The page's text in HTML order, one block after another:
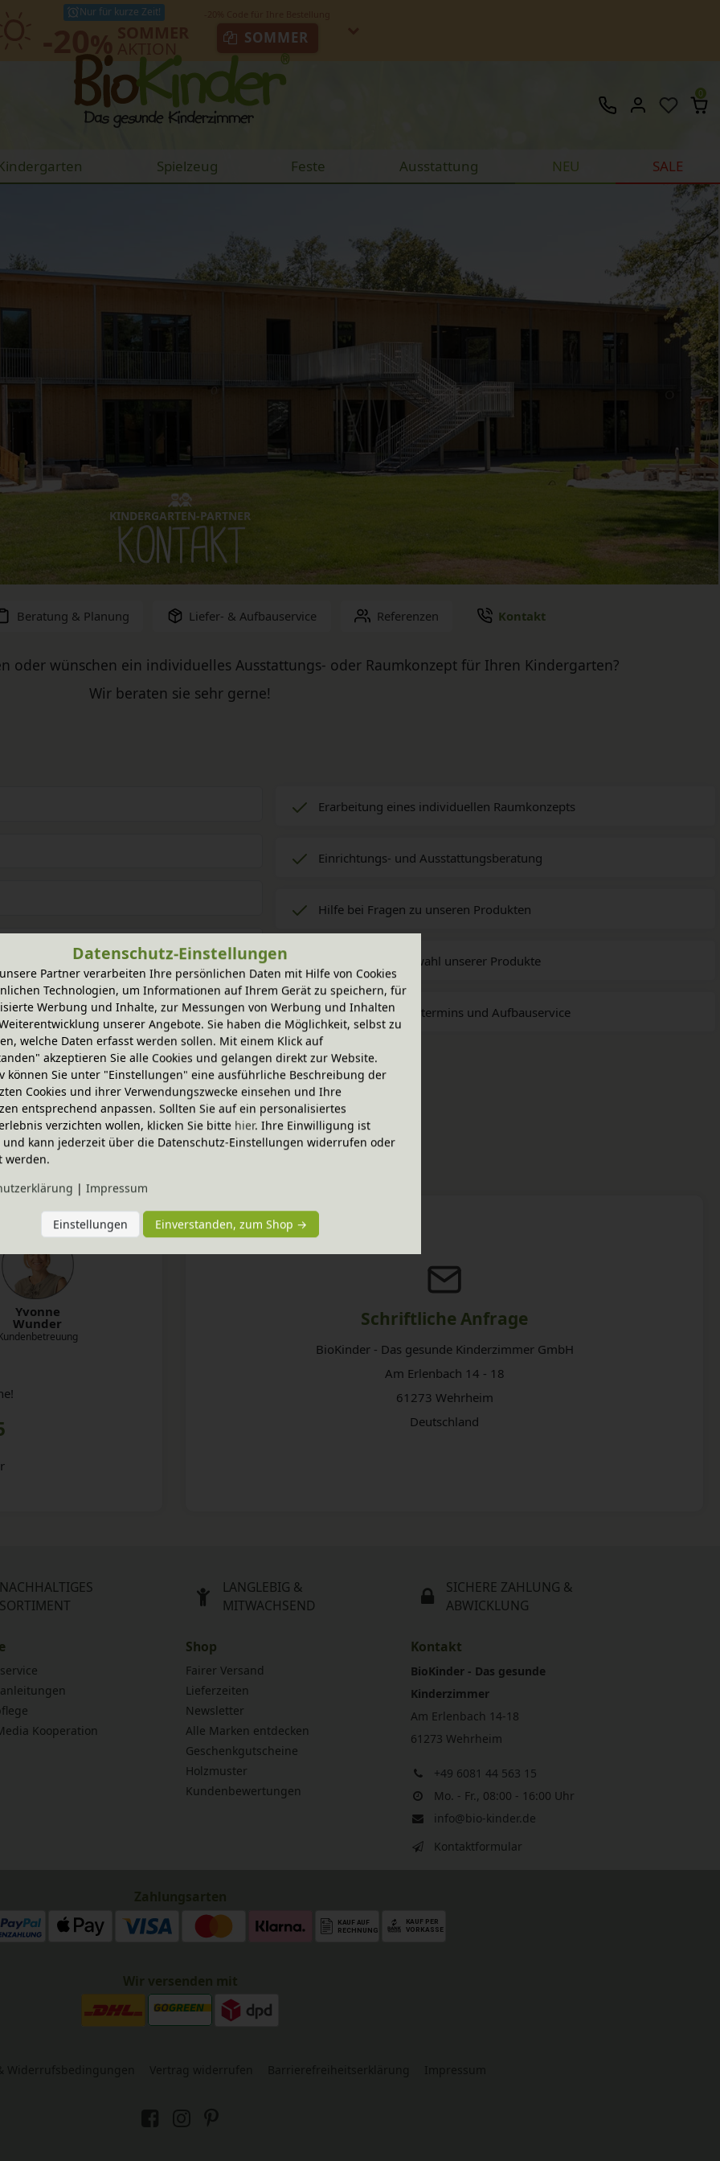
Nur für kurze Zeit!
SOMMER
0
Spielzeug Feste Ausstattung NEU SALE
KONTAKT
KINDERGARTEN-PARTNER
Beratung & Planung Liefer- & Aufbauservice Referenzen Kontakt
oder wünschen ein individuelles Ausstattungs- oder Raumkonzept für Ihren Kindergarten?
Wir beraten sie sehr gerne!
Jetzt anfragen
Erarbeitung eines individuellen Raumkonzepts
Einrichtungs- und Ausstattungsberatung
Hilfe bei Fragen zu unseren Produkten
Beratung zur Auswahl unserer Produkte
Planung des Liefertermins und Aufbauservice
Yvonne
Wunder Schriftliche Anfrage
BioKinder - Das gesunde Kinderzimmer GmbH
Am Erlenbach 14 - 18
61273 Wehrheim
Deutschland
NACHHALTIGES
SORTIMENT
LANGLEBIG &
MITWACHSEND
SICHERE ZAHLUNG &
ABWICKLUNG
Kooperation
Shop
Fairer Versand
Lieferzeiten
Newsletter
Alle Marken entdecken
Geschenkgutscheine
Holzmuster
Kundenbewertungen
Kontakt
BioKinder - Das gesunde
Kinderzimmer
Am Erlenbach 14-18
61273 Wehrheim
+49 6081 44 563 15
Mo. - Fr., 08:00 - 16:00 Uhr
info@bio-kinder.de
Kontaktformular
Zahlungsarten
Wir versenden mit
Datenschutz-Einstellungen
Partner verarbeiten Ihre persönlichen Daten mit Hilfe von Cookies
Technologien, um Informationen auf Ihrem Gerät zu speichern, für
Werbung und Inhalte, zur Messungen von Werbung und Inhalten
unserer Angebote. Sie haben die Möglichkeit, selbst zu
welche Daten erfasst werden sollen. Mit einem Klick auf
akzeptieren Sie alle Cookies und gelangen direkt zur Website.
können Sie unter "Einstellungen" eine ausführliche Beschreibung der
Cookies und ihrer Verwendungszwecke einsehen und Ihre
entsprechend anpassen. Sollten Sie auf ein personalisiertes
verzichten wollen, klicken Sie bitte hier. Ihre Einwilligung ist
kann jederzeit über die Datenschutz-Einstellungen widerrufen oder
werden.
| Impressum
Einstellungen Einverstanden, zum Shop →